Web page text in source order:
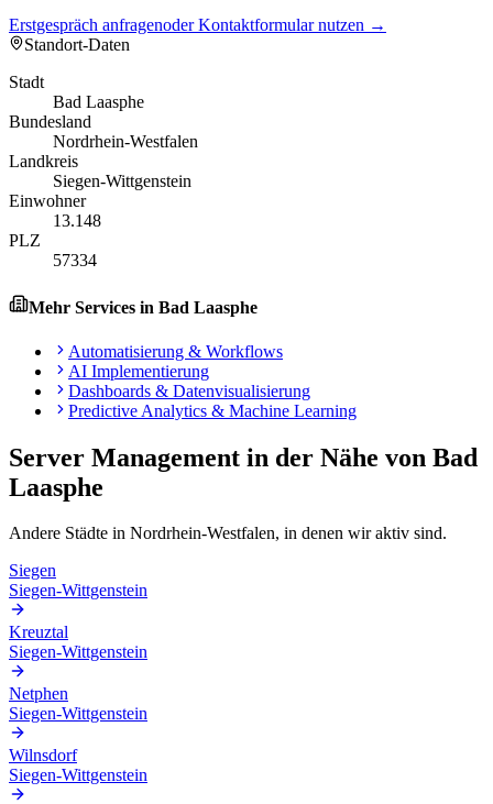
Erstgespräch anfragenoder Kontaktformular nutzen →
Standort-Daten
Stadt
Bad Laasphe
Bundesland
Nordrhein-Westfalen
Landkreis
Siegen-Wittgenstein
Einwohner
13.148
PLZ
57334
Mehr Services in Bad Laasphe
Automatisierung & Workflows
AI Implementierung
Dashboards & Datenvisualisierung
Predictive Analytics & Machine Learning
Server Management in der Nähe von Bad
Laasphe
Andere Städte in Nordrhein-Westfalen, in denen wir aktiv sind.
Siegen
Siegen-Wittgenstein
Kreuztal
Siegen-Wittgenstein
Netphen
Siegen-Wittgenstein
Wilnsdorf
Siegen-Wittgenstein